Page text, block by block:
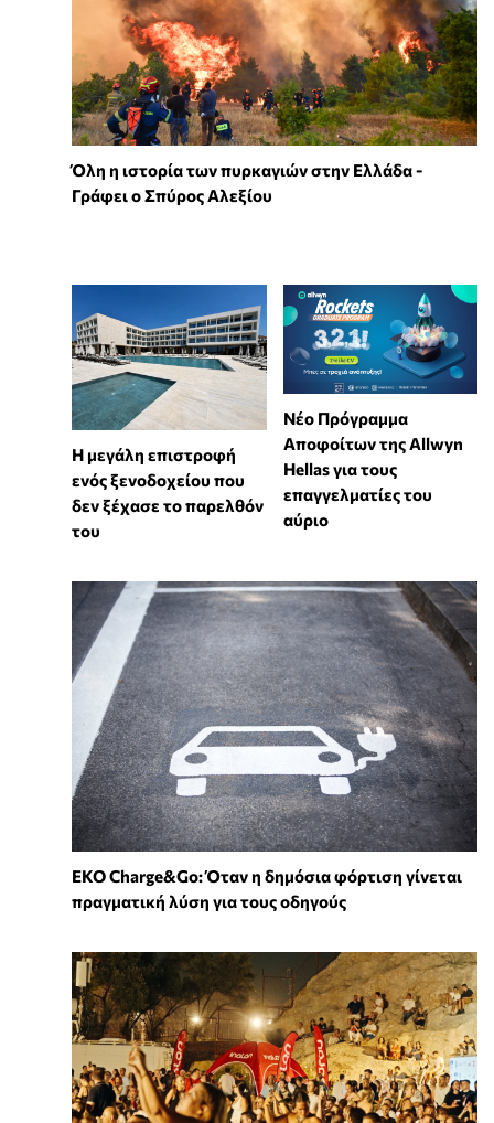
Όλη η ιστορία των πυρκαγιών στην Ελλάδα -
Γράφει ο Σπύρος Αλεξίου
Η μεγάλη επιστροφή
ενός ξενοδοχείου που
δεν ξέχασε το παρελθόν
του
Νέο Πρόγραμμα
Αποφοίτων της Allwyn
Hellas για τους
επαγγελματίες του
αύριο
EKO Charge&Go: Όταν η δημόσια φόρτιση γίνεται
πραγματική λύση για τους οδηγούς